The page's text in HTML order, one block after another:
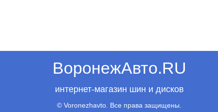
ВоронежАвто.RU
интернет-магазин шин и дисков
© Voronezhavto. Все права защищены.